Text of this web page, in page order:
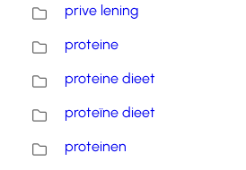
prive lening
proteine
proteine dieet
proteïne dieet
proteinen